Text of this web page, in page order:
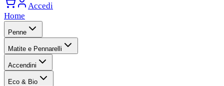
Accedi
Home
Penne
Matite e Pennarelli
Accendini
Eco & Bio